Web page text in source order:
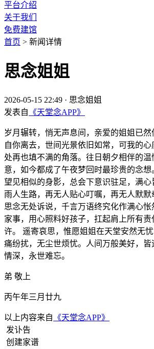
平台介绍
关于我们
免费建馆
首页 > 新闻详情
思念姐姐
2026-05-15 22:49 · 思念姐姐
发表自 《天堂念APP》
岁月辗转，悄无声息间，亲爱的姐姐已然
自你离去，世间光景依旧如常，可我的
处再也填不满的角落。往日朝夕相伴的
意，如今都成了午夜梦回时最珍贵的念想
望见相似的身影，总会下意识驻足，满
雨人生路，再无人贴心叮嘱，再无人默
思念无处诉说，千言万语终究化作满心
家事，用心照料好孩子，扛起肩上所有责
许。 遥寄哀思，惟愿姐姐在天堂安然无
痛纷扰，无尘世烦忧。人间万般美好，
情深，永世难忘。
弟 敬上
丙午年三月廿九
以上内容来自 《天堂念APP》
发讣告
创建家谱